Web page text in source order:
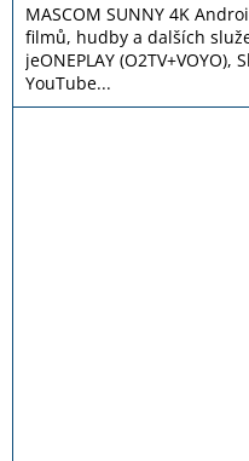
z
5
hvězdiček.
MASCOM SUNNY 4K
filmů, hudby a dalších
jeONEPLAY
YouTube...